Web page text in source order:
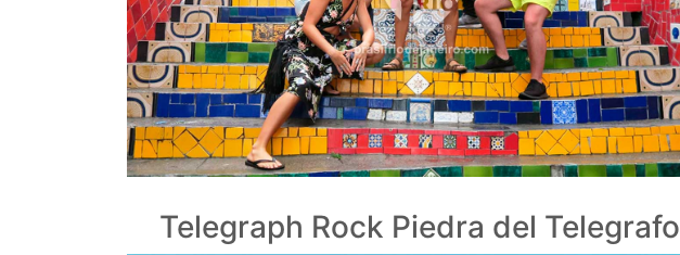
Telegraph Rock Piedra del Telegrafo